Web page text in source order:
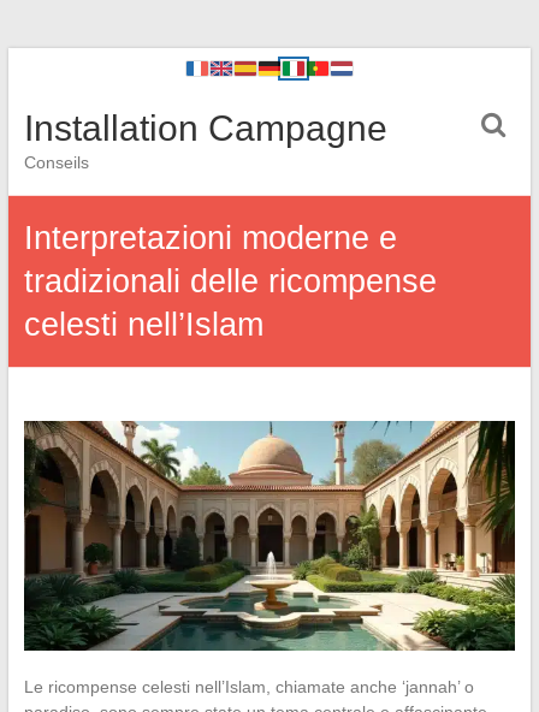
Installation Campagne
Conseils
Interpretazioni moderne e
tradizionali delle ricompense
celesti nell’Islam
Le ricompense celesti nell’Islam, chiamate anche ‘jannah’ o